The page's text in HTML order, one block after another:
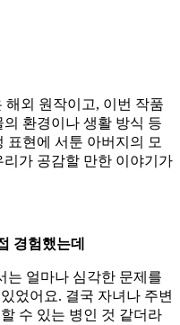
해외 원작이고, 이번 작품
환경이나 생활 방식 등
표현에 서툰 아버지의 모
가 공감할 만한 이야기가
경험했는데
는 얼마나 심각한 문제를
었어요. 결국 자녀나 주변
수 있는 병인 것 같더라